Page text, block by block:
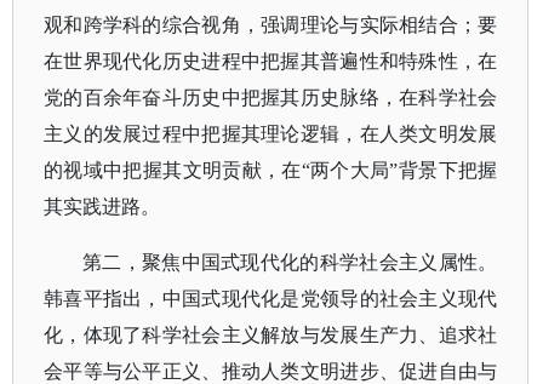
观和跨学科的综合视角，强调理论与实际相结合；要
在世界现代化历史进程中把握其普遍性和特殊性，在
党的百余年奋斗历史中把握其历史脉络，在科学社会
主义的发展过程中把握其理论逻辑，在人类文明发展
的视域中把握其文明贡献，在“两个大局”背景下把握
其实践进路。
第二，聚焦中国式现代化的科学社会主义属性。
韩喜平指出，中国式现代化是党领导的社会主义现代
化，体现了科学社会主义解放与发展生产力、追求社
会平等与公平正义、推动人类文明进步、促进自由与